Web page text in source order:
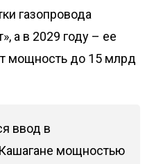
газопровода
а в 2029 году – ее
мощность до 15 млрд
ввод в
мощностью